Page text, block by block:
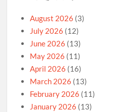
August 2026 (3)
July 2026 (12)
June 2026 (13)
May 2026 (11)
April 2026 (16)
March 2026 (13)
February 2026 (11)
January 2026 (13)